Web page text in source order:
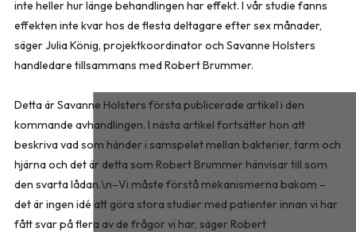
inte heller hur länge behandlingen har effekt. I vår studie fanns
effekten inte kvar hos de flesta deltagare efter sex månader,
säger Julia König, projektkoordinator och Savanne Holsters
handledare tillsammans med Robert Brummer.
Detta är Savanne Holsters första publicerade artikel i den
kommande avhandlingen. I nästa artikel fortsätter hon att
beskriva vad som händer i samspelet mellan bakterier, tarm och
hjärna och det är detta som Robert Brummer hänvisar till som
den svarta lådan.\n–Vi måste förstå mekanismerna bakom –
det är ingen idé att göra stora studier med patienter innan vi har
fått svar på flera av de frågor vi har, säger Robert